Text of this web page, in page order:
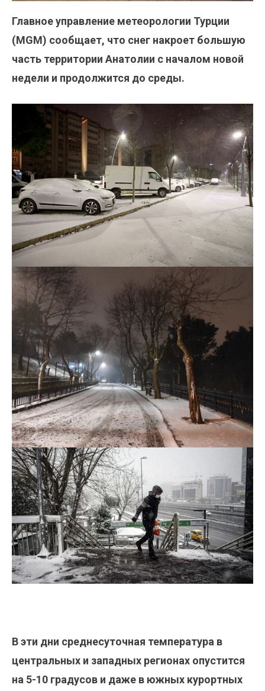
Главное управление метеорологии Турции
(MGM) сообщает, что снег накроет большую
часть территории Анатолии с началом новой
недели и продолжится до среды.
В эти дни среднесуточная температура в
центральных и западных регионах опустится
на 5-10 градусов и даже в южных курортных